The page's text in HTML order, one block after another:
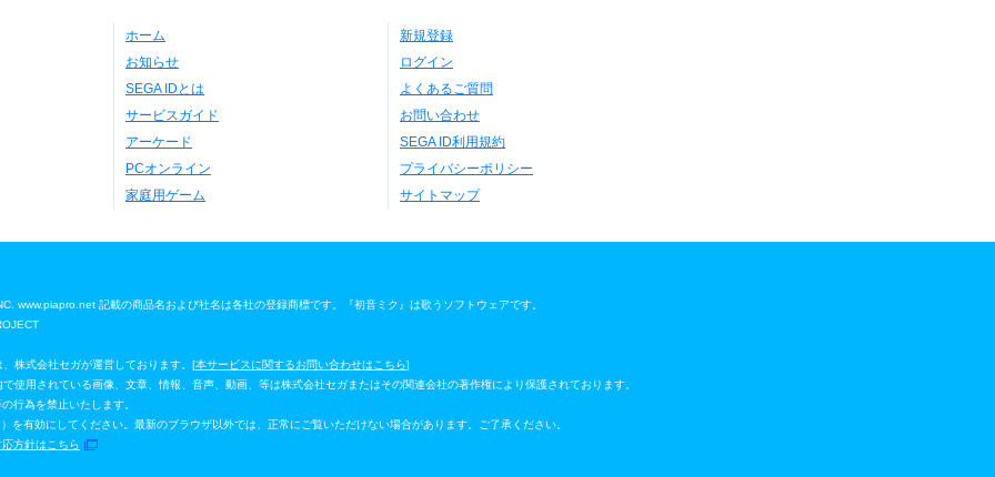
ホーム
お知らせ
SEGA IDとは
サービスガイド
アーケード
PCオンライン
家庭用ゲーム
新規登録
ログイン
よくあるご質問
お問い合わせ
SEGA ID利用規約
プライバシーポリシー
サイトマップ
www.piapro.net 記載の商品名および社名は各社の登録商標です。『初音ミク』は歌うソフトウェアです。
株式会社セガが運営しております。[本サービスに関するお問い合わせはこちら]
使用されている画像、文章、情報、音声、動画、等は株式会社セガまたはその関連会社の著作権により保護されております。
行為を禁止いたします。
を有効にしてください。最新のブラウザ以外では、正常にご覧いただけない場合があります。ご了承ください。
方針はこちら